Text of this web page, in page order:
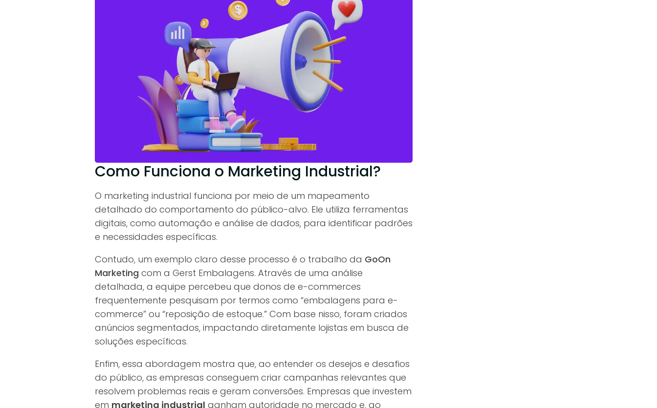
Como Funciona o Marketing Industrial?
O marketing industrial funciona por meio de um mapeamento
detalhado do comportamento do público-alvo. Ele utiliza ferramentas
digitais, como automação e análise de dados, para identificar padrões
e necessidades específicas.
Contudo, um exemplo claro desse processo é o trabalho da GoOn
Marketing com a Gerst Embalagens. Através de uma análise
detalhada, a equipe percebeu que donos de e-commerces
frequentemente pesquisam por termos como “embalagens para e-
commerce” ou “reposição de estoque.” Com base nisso, foram criados
anúncios segmentados, impactando diretamente lojistas em busca de
soluções específicas.
Enfim, essa abordagem mostra que, ao entender os desejos e desafios
do público, as empresas conseguem criar campanhas relevantes que
resolvem problemas reais e geram conversões. Empresas que investem
em marketing industrial ganham autoridade no mercado e, ao